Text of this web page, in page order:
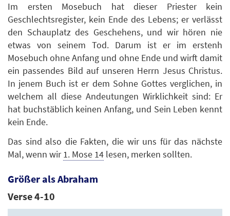
Im ersten Mosebuch hat dieser Priester kein
Geschlechtsregister, kein Ende des Lebens; er verlässt
den Schauplatz des Geschehens, und wir hören nie
etwas von seinem Tod. Darum ist er im erstenh
Mosebuch ohne Anfang und ohne Ende und wirft damit
ein passendes Bild auf unseren Herrn Jesus Christus.
In jenem Buch ist er dem Sohne Gottes verglichen, in
welchem all diese Andeutungen Wirklichkeit sind: Er
hat buchstäblich keinen Anfang, und Sein Leben kennt
kein Ende.
Das sind also die Fakten, die wir uns für das nächste
Mal, wenn wir1. Mose 14 lesen, merken sollten.
Größer als Abraham
Verse 4-10